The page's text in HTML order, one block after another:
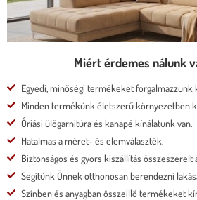
Megnézem
Miért érdemes nálunk
Egyedi, minőségi termékeket forgalmazzunk
Minden termékünk életszerű környezetben
Óriási ülőgarnitúra és kanapé kínálatunk van.
Hatalmas a méret- és elemválaszték.
Biztonságos és gyors kiszállítás összeszerelt
Segítünk Önnek otthonosan berendezni
Színben és anyagban összeillő termékeket